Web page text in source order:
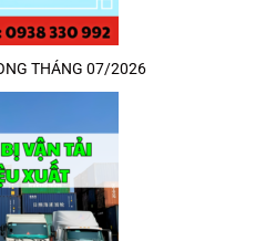
THÁNG 07/2026